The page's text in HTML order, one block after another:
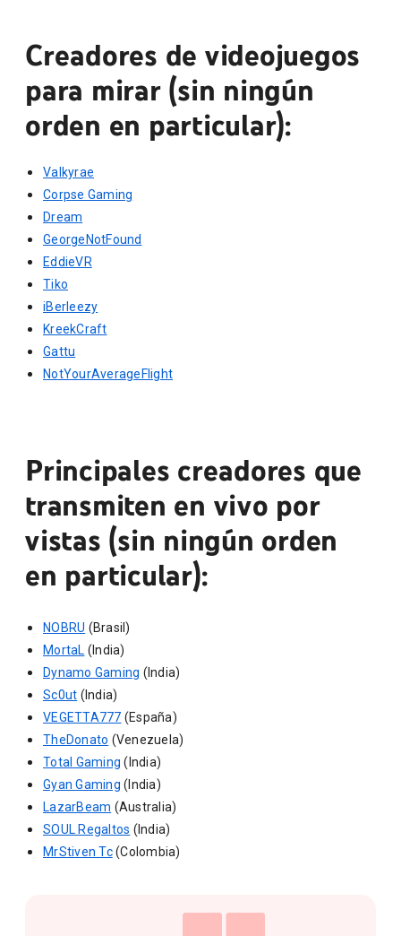
Creadores de videojuegos
para mirar (sin ningún
orden en particular):
Valkyrae
Corpse Gaming
Dream
GeorgeNotFound
EddieVR
Tiko
iBerleezy
KreekCraft
Gattu
NotYourAverageFlight
Principales creadores que
transmiten en vivo por
vistas (sin ningún orden
en particular):
NOBRU (Brasil)
MortaL (India)
Dynamo Gaming (India)
Sc0ut (India)
VEGETTA777 (España)
TheDonato (Venezuela)
Total Gaming (India)
Gyan Gaming (India)
LazarBeam (Australia)
SOUL Regaltos (India)
MrStiven Tc(Colombia)